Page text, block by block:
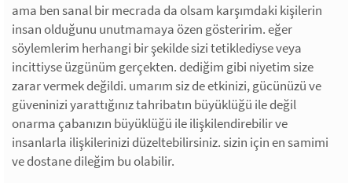
ama ben sanal bir mecrada da olsam karşımdaki kişilerin
insan olduğunu unutmamaya özen gösteririm. eğer
söylemlerim herhangi bir şekilde sizi tetiklediyse veya
incittiyse üzgünüm gerçekten. dediğim gibi niyetim size
zarar vermek değildi. umarım siz de etkinizi, gücünüzü ve
güveninizi yarattığınız tahribatın büyüklüğü ile değil
onarma çabanızın büyüklüğü ile ilişkilendirebilir ve
insanlarla ilişkilerinizi düzeltebilirsiniz. sizin için en samimi
ve dostane dileğim bu olabilir.